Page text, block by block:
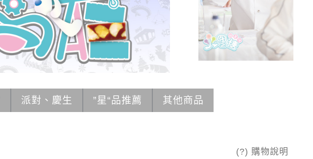
派對、慶生 ”星“品推薦 其他商品
(?) 購物說明